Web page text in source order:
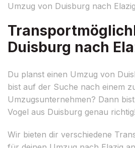
Umzug von Duisburg nach
Duisburg nach
Du planst einen Umzug von
bist auf der Suche nach einem
Umzugsunternehmen? Dann
Vogel aus Duisburg genau richtig!
Wir bieten dir verschiedene